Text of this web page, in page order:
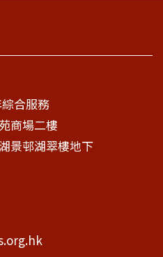
合服務
商場二樓
景邨湖翠樓地下